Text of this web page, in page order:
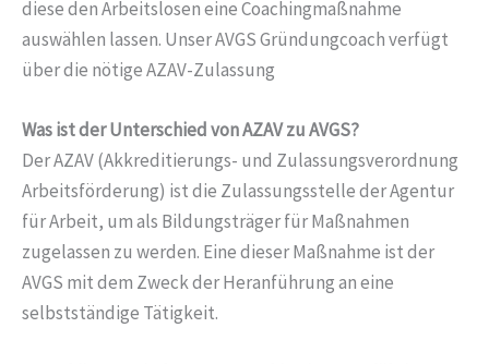
diese den Arbeitslosen eine Coachingmaßnahme
auswählen lassen. Unser AVGS Gründungcoach verfügt
über die nötige AZAV-Zulassung
Was ist der Unterschied von AZAV zu AVGS?
Der AZAV (Akkreditierungs- und Zulassungsverordnung
Arbeitsförderung) ist die Zulassungsstelle der Agentur
für Arbeit, um als Bildungsträger für Maßnahmen
zugelassen zu werden. Eine dieser Maßnahme ist der
AVGS mit dem Zweck der Heranführung an eine
selbstständige Tätigkeit.